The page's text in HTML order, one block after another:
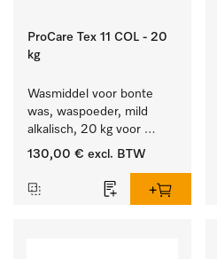
ProCare Tex 11 COL - 20
kg
Wasmiddel voor bonte
was, waspoeder, mild
alkalisch, 20 kg voor
behoud van kleur en
was.
130,00 € excl. BTW